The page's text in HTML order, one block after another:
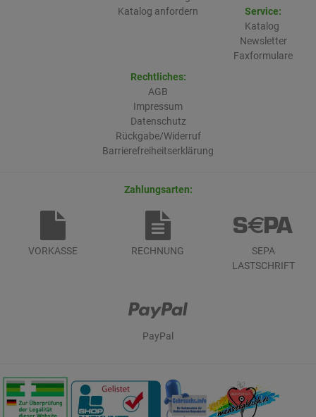
Katalog anfordern
Service:
Katalog
Newsletter
Faxformulare
Rechtliches:
AGB
Impressum
Datenschutz
Rückgabe/Widerruf
Barrierefreiheitserklärung
Zahlungsarten:
VORKASSE RECHNUNG
SEPA
LASTSCHRIFT
PayPal